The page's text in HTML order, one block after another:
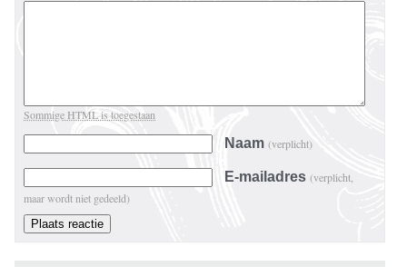
Sommige HTML is toegestaan
Naam (verplicht)
E-mailadres (verplicht,
maar wordt niet gedeeld)